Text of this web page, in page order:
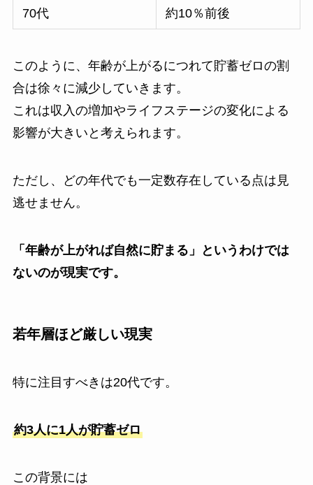
70代 約10％前後
このように、年齢が上がるにつれて貯蓄ゼロの割
合は徐々に減少していきます。
これは収入の増加やライフステージの変化による
影響が大きいと考えられます。
ただし、どの年代でも一定数存在している点は見
逃せません。
「年齢が上がれば自然に貯まる」というわけでは
ないのが現実です。
若年層ほど厳しい現実
特に注目すべきは20代です。
約3人に1人が貯蓄ゼロ
この背景には